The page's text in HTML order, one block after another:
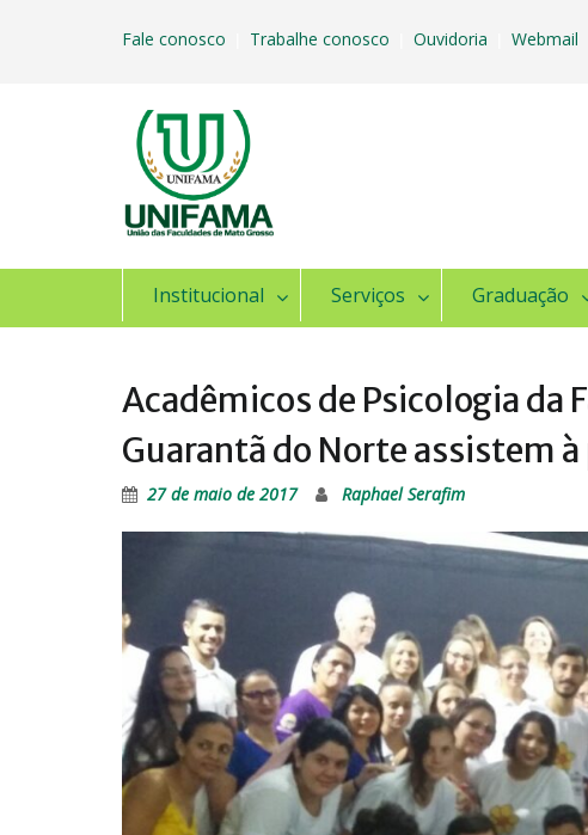
Fale conosco Trabalhe conosco Ouvidoria Webmail
Institucional Serviços Graduação
Acadêmicos de Psicologia da
Guarantã do Norte assistem
27 de maio de 2017 Raphael Serafim